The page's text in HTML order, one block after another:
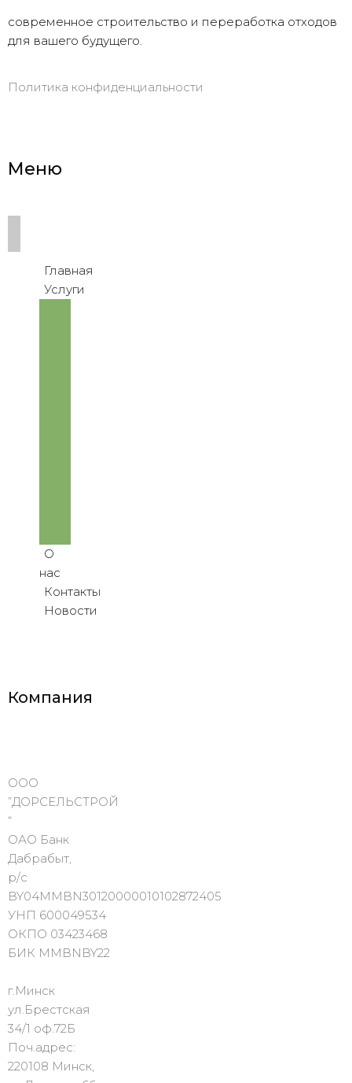
современное строительство и переработка отходов
для вашего будущего.
Политика конфиденциальности
Меню
Главная
Услуги
О
нас
Контакты
Новости
Компания
ООО
”ДОРСЕЛЬСТРОЙ
“
ОАО Банк
Дабрабыт,
р/с
BY04MMBN30120000010102872405
УНП 600049534
ОКПО 03423468
БИК MMBNBY22
г.Минск
ул.Брестская
34/1 оф.72Б
Поч.адрес:
220108 Минск,